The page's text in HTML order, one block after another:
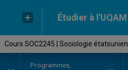
Étudier à l'UQAM
Cours SOC2245 | Sociologie
Programmes,